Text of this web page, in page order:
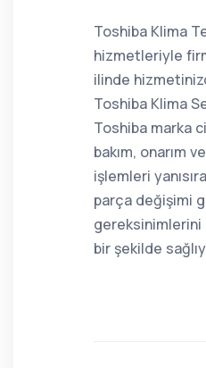
Toshiba Klima
hizmetleriyle
ilinde
Toshiba Klima
Toshiba marka
bakım, onarım
işlemleri
parça değişimi
bir şekilde